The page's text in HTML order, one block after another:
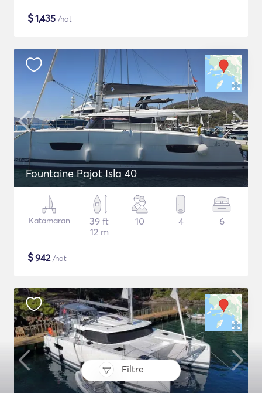
Filtre
$1,435 /nat
Fountaine Pajot Isla 40
Katamaran
39 ft
12 m
10 4 6
$942/nat